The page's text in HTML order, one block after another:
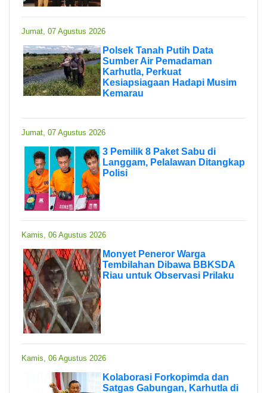
Jumat, 07 Agustus 2026
Polsek Tanah Putih Data
Sumber Air Pemadaman
Karhutla, Perkuat
Kesiapsiagaan Hadapi Musim
Kemarau
Jumat, 07 Agustus 2026
3 Pemilik 8 Paket Sabu di
Langgam, Pelalawan Ditangkap
Polisi
Kamis, 06 Agustus 2026
Monyet Peneror Warga
Tembilahan Dibawa BBKSDA
Riau untuk Observasi Prilaku
Kamis, 06 Agustus 2026
Kolaborasi Forkopimda dan
Satgas Gabungan, Karhutla di